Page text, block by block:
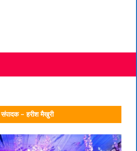
संपादक – हरीश मैखुरी